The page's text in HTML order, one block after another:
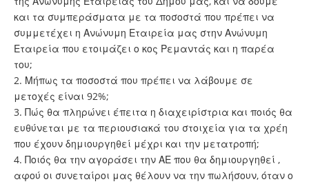
και τα συμπεράσματα με τα ποσοστά που πρέπει να
συμμετέχει η Ανώνυμη Εταιρεία μας στην Ανώνυμη
Εταιρεία που ετοιμάζει ο κος Ρεμαντάς και η παρέα
του;
2. Μήπως τα ποσοστά που πρέπει να λάβουμε σε
μετοχές είναι 92%;
3. Πώς θα πληρώνει έπειτα η διαχειρίστρια και ποιός θα
ευθύνεται με τα περιουσιακά του στοιχεία για τα χρέη
που έχουν δημιουργηθεί μέχρι και την μετατροπή;
4. Ποιός θα την αγοράσει την ΑΕ που θα δημιουργηθεί ,
αφού οι συνεταίροι μας θέλουν να την πωλήσουν, όταν ο